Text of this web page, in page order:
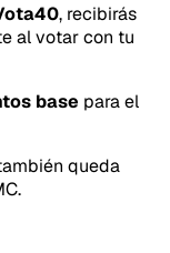
, recibirás
al votar con tu
base para el
queda